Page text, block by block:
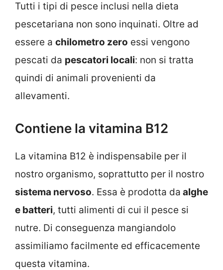
Tutti i tipi di pesce inclusi nella dieta
pescetariana non sono inquinati. Oltre ad
essere a chilometro zero essi vengono
pescati da pescatori locali: non si tratta
quindi di animali provenienti da
allevamenti.
Contiene la vitamina B12
La vitamina B12 è indispensabile per il
nostro organismo, soprattutto per il nostro
sistema nervoso. Essa è prodotta da alghe
e batteri, tutti alimenti di cui il pesce si
nutre. Di conseguenza mangiandolo
assimiliamo facilmente ed efficacemente
questa vitamina.